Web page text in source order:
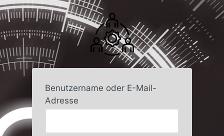
Anmelden
Benutzername oder E-Mail-
Adresse